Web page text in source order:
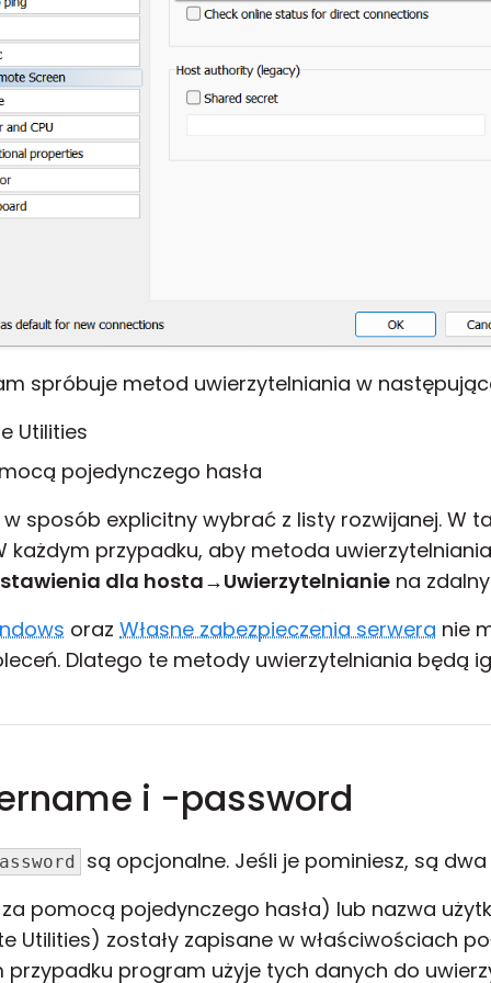
spróbuje metod uwierzytelniania w
Utilities
pojedynczego hasła
sposób explicitny wybrać z listy rozwijanej. W
każdym przypadku, aby metoda
dla hosta→Uwierzytelnianie na
oraz Własne zabezpieczenia serwera nie
Dlatego te metody uwierzytelniania będą
i -password
są opcjonalne. Jeśli je pominiesz, są
pomocą pojedynczego hasła) lub nazwa
Utilities) zostały zapisane w właściwościach
przypadku program użyje tych danych do